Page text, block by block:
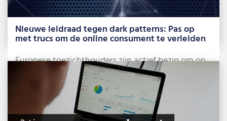
Nieuwe leidraad tegen dark patterns: Pas op
met trucs om de online consument te verleiden
Europese toezichthouders zijn actief bezig om op
te treden tegen zogenaamde dark patterns. Dat